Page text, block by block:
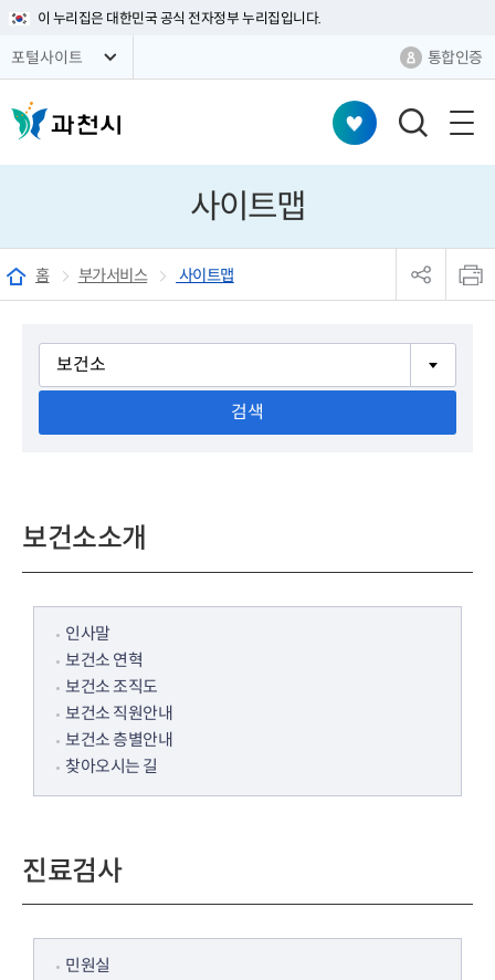
이 누리집은 대한민국 공식 전자정부 누리집입니다.
포털사이트 통합인증
검
사이트맵
홈 부가서비스 사이트맵
sns
공
트
기
본
문
사
트
검
보건소소개
인사말
보건소 연혁
보건소 조직도
보건소 직원안내
보건소 층별안내
찾아오시는 길
진료검사
민원실